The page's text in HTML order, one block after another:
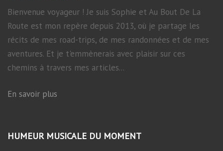
Bienvenue voyageur ! Je suis Sophie et Au Bout De La
Route est mon repère depuis 2013, où je partage les
récits de mes road-trips, de mes randonnées et de mes
aventures. Et je t'emmènerais avec plaisir sur ces
chemins à travers mes articles...
En savoir plus
HUMEUR MUSICALE DU MOMENT